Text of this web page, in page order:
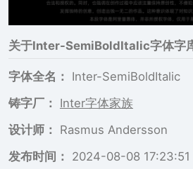
关于Inter-SemiBoldItalic字体字
字体全名：
Inter-SemiBoldItalic
铸字厂：
Inter字体家族
设计师：
Rasmus Andersson
发布时间：
2024-08-08 17:23:51